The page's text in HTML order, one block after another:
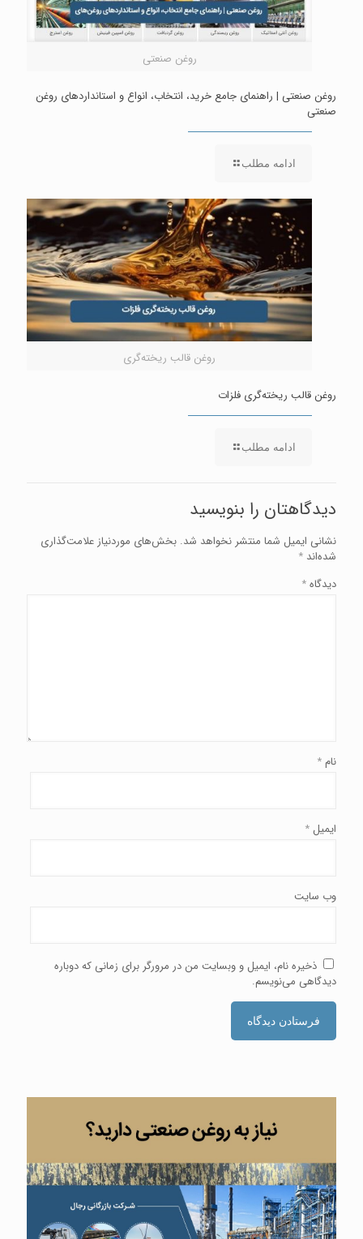
روغن صنعتی
روغن صنعتی | راهنمای جامع خرید، انتخاب، انواع و استانداردهای روغن
صنعتی
ادامه مطلب
روغن قالب ریخته‌گری
روغن قالب ریخته‌گری فلزات
ادامه مطلب
دیدگاهتان را بنویسید
نشانی ایمیل شما منتشر نخواهد شد. بخش‌های موردنیاز علامت‌گذاری
شده‌اند *
دیدگاه*
نام *
ایمیل *
وب‌ سایت
ذخیره نام، ایمیل و وبسایت من در مرورگر برای زمانی که دوباره
دیدگاهی می‌نویسم.